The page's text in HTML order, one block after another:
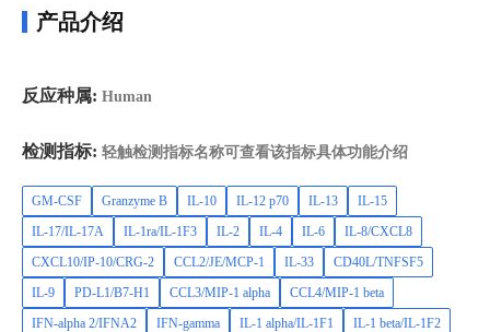
产品介绍
反应种属: Human
检测指标: 轻触检测指标名称可查看该指标具体功能介绍
GM-CSF Granzyme B IL-10 IL-12 p70 IL-13
IL-15
IL-17/IL-17A
IL-1ra/IL-1F3 IL-2 IL-4 IL-6
IL-8/CXCL8
CXCL10/IP-10/CRG-2
CCL2/JE/MCP-1 IL-33
CD40L/TNFSF5
IL-9
PD-L1/B7-H1 CCL3/MIP-1 alpha
CCL4/MIP-1 beta
IFN-alpha 2/IFNA2
IFN-gamma IL-1 alpha/IL-1F1
IL-1 beta/IL-1F2